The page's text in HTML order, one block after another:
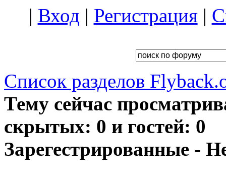
| Вход | Регистрация|
Список разделов
Тему сейчас
скрытых: 0 и гостей: 0
Зарегестрированные -